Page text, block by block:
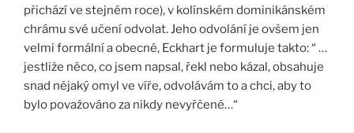
přichází ve stejném roce), v kolínském dominikánském
chrámu své učení odvolat. Jeho odvolání je ovšem jen
velmi formální a obecné, Eckhart je formuluje takto: “ …
jestliže něco, co jsem napsal, řekl nebo kázal, obsahuje
snad nějaký omyl ve víře, odvolávám to a chci, aby to
bylo považováno za nikdy nevyřčené…“